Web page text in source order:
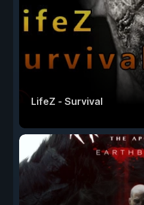
LifeZ - Survival